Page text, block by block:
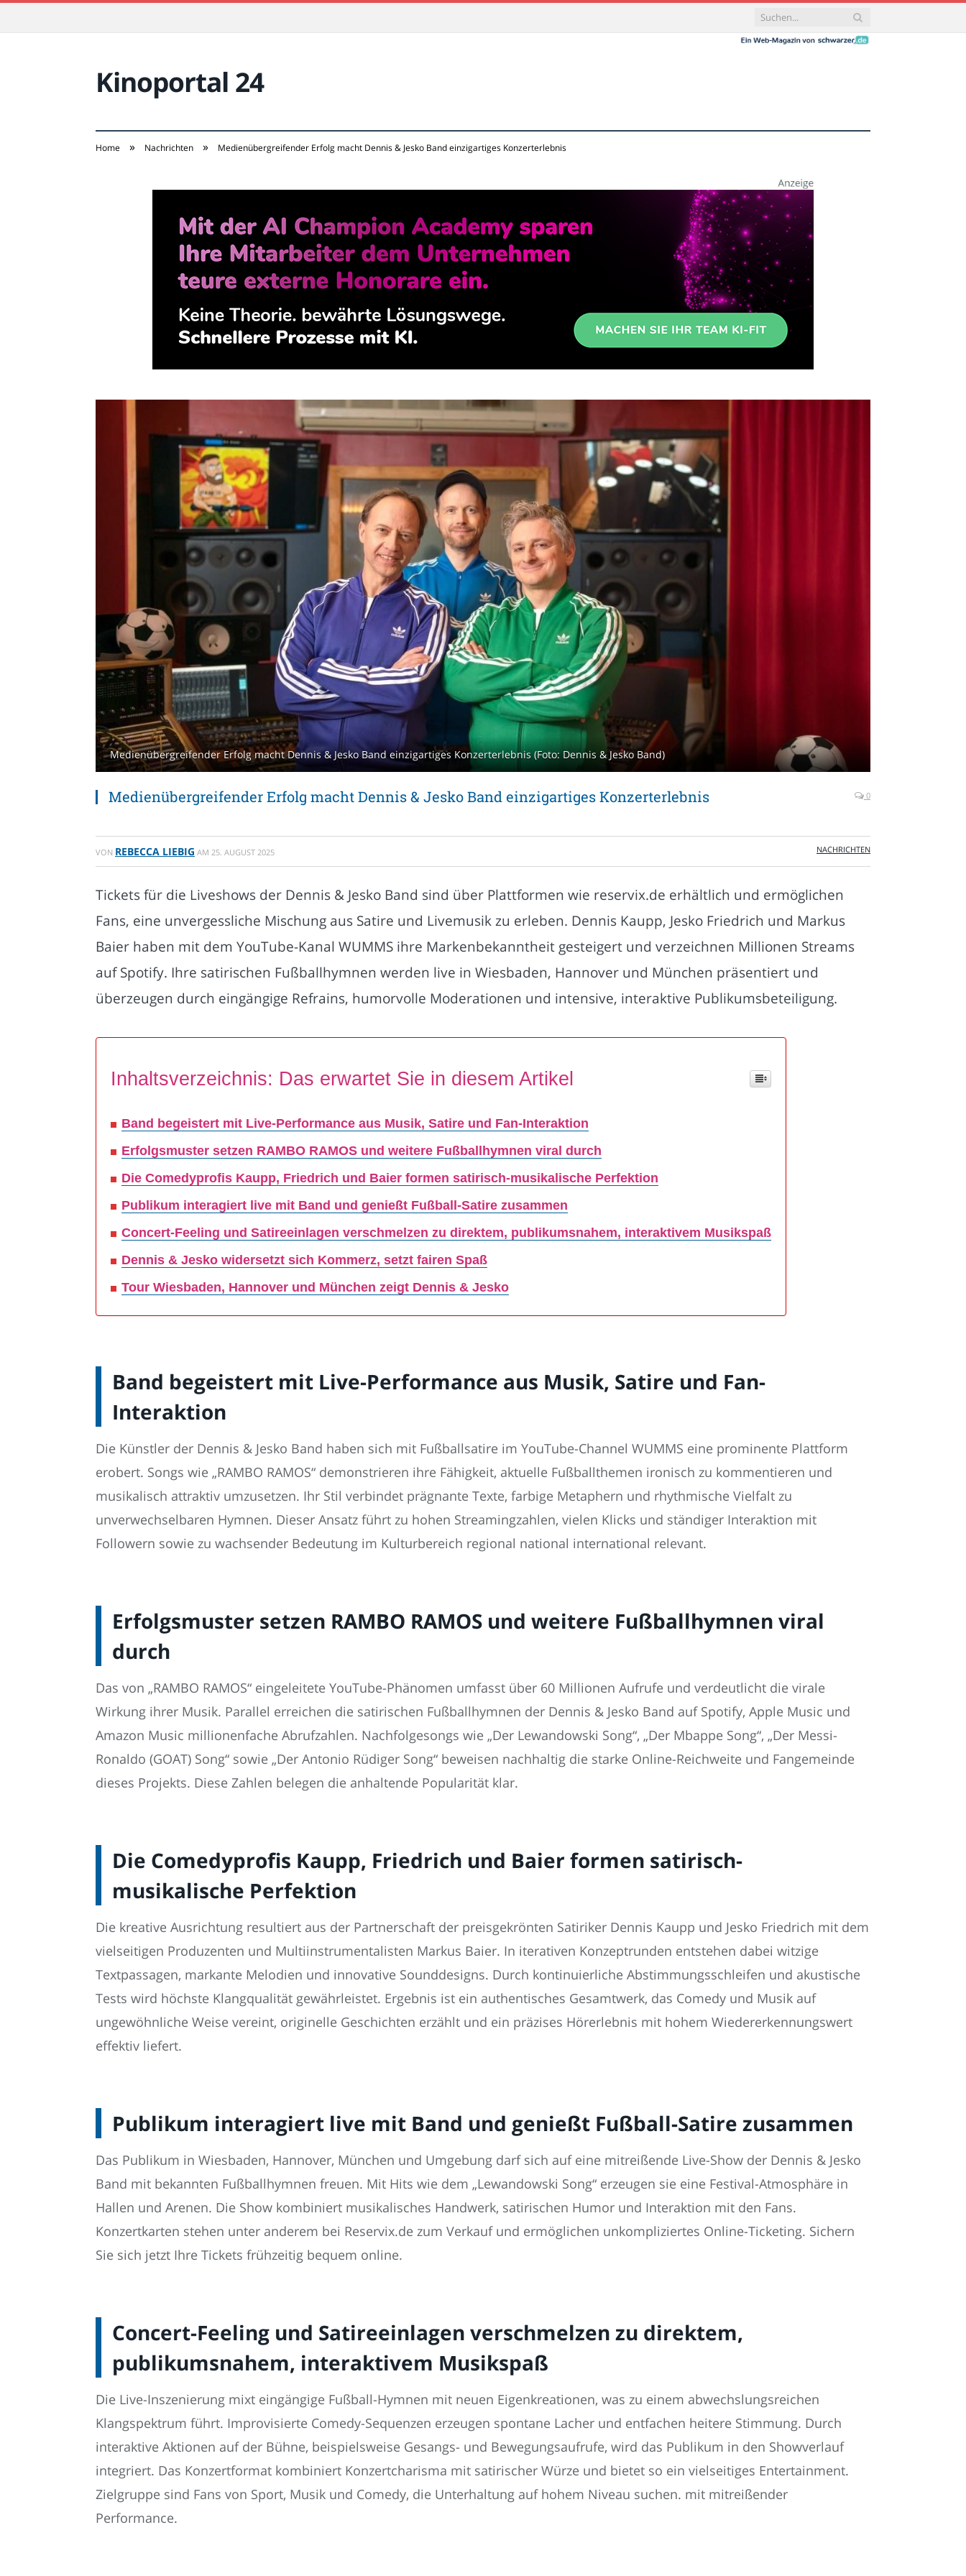
Kinoportal 24
Home » Nachrichten » Medienübergreifender Erfolg macht Dennis & Jesko Band einzigartiges Konzerterlebnis
Medienübergreifender Erfolg macht Dennis & Jesko Band einzigartiges Konzerterlebnis (Foto: Dennis & Jesko Band)
Medienübergreifender Erfolg macht Dennis & Jesko Band einzigartiges Konzerterlebnis 0
VON REBECCA LIEBIG AM 25. AUGUST 2025 NACHRICHTEN
Tickets für die Liveshows der Dennis & Jesko Band sind über Plattformen wie reservix.de erhältlich und ermöglichen
Fans, eine unvergessliche Mischung aus Satire und Livemusik zu erleben. Dennis Kaupp, Jesko Friedrich und Markus
Baier haben mit dem YouTube-Kanal WUMMS ihre Markenbekanntheit gesteigert und verzeichnen Millionen Streams
auf Spotify. Ihre satirischen Fußballhymnen werden live in Wiesbaden, Hannover und München präsentiert und
überzeugen durch eingängige Refrains, humorvolle Moderationen und intensive, interaktive Publikumsbeteiligung.
Inhaltsverzeichnis: Das erwartet Sie in diesem Artikel
Band begeistert mit Live-Performance aus Musik, Satire und Fan-Interaktion
Erfolgsmuster setzen RAMBO RAMOS und weitere Fußballhymnen viral durch
Die Comedyprofis Kaupp, Friedrich und Baier formen satirisch-musikalische Perfektion
Publikum interagiert live mit Band und genießt Fußball-Satire zusammen
Concert-Feeling und Satireeinlagen verschmelzen zu direktem, publikumsnahem, interaktivem Musikspaß
Dennis & Jesko widersetzt sich Kommerz, setzt fairen Spaß
Tour Wiesbaden, Hannover und München zeigt Dennis & Jesko
Band begeistert mit Live-Performance aus Musik, Satire und Fan-
Interaktion
Die Künstler der Dennis & Jesko Band haben sich mit Fußballsatire im YouTube-Channel WUMMS eine prominente Plattform
erobert. Songs wie „RAMBO RAMOS“ demonstrieren ihre Fähigkeit, aktuelle Fußballthemen ironisch zu kommentieren und
musikalisch attraktiv umzusetzen. Ihr Stil verbindet prägnante Texte, farbige Metaphern und rhythmische Vielfalt zu
unverwechselbaren Hymnen. Dieser Ansatz führt zu hohen Streamingzahlen, vielen Klicks und ständiger Interaktion mit
Followern sowie zu wachsender Bedeutung im Kulturbereich regional national international relevant.
Erfolgsmuster setzen RAMBO RAMOS und weitere Fußballhymnen viral
durch
Das von „RAMBO RAMOS“ eingeleitete YouTube-Phänomen umfasst über 60 Millionen Aufrufe und verdeutlicht die virale
Wirkung ihrer Musik. Parallel erreichen die satirischen Fußballhymnen der Dennis & Jesko Band auf Spotify, Apple Music und
Amazon Music millionenfache Abrufzahlen. Nachfolgesongs wie „Der Lewandowski Song“, „Der Mbappe Song“, „Der Messi-
Ronaldo (GOAT) Song“ sowie „Der Antonio Rüdiger Song“ beweisen nachhaltig die starke Online-Reichweite und Fangemeinde
dieses Projekts. Diese Zahlen belegen die anhaltende Popularität klar.
Die Comedyprofis Kaupp, Friedrich und Baier formen satirisch-
musikalische Perfektion
Die kreative Ausrichtung resultiert aus der Partnerschaft der preisgekrönten Satiriker Dennis Kaupp und Jesko Friedrich mit dem
vielseitigen Produzenten und Multiinstrumentalisten Markus Baier. In iterativen Konzeptrunden entstehen dabei witzige
Textpassagen, markante Melodien und innovative Sounddesigns. Durch kontinuierliche Abstimmungsschleifen und akustische
Tests wird höchste Klangqualität gewährleistet. Ergebnis ist ein authentisches Gesamtwerk, das Comedy und Musik auf
ungewöhnliche Weise vereint, originelle Geschichten erzählt und ein präzises Hörerlebnis mit hohem Wiedererkennungswert
effektiv liefert.
Publikum interagiert live mit Band und genießt Fußball-Satire zusammen
Das Publikum in Wiesbaden, Hannover, München und Umgebung darf sich auf eine mitreißende Live-Show der Dennis & Jesko
Band mit bekannten Fußballhymnen freuen. Mit Hits wie dem „Lewandowski Song“ erzeugen sie eine Festival-Atmosphäre in
Hallen und Arenen. Die Show kombiniert musikalisches Handwerk, satirischen Humor und Interaktion mit den Fans.
Konzertkarten stehen unter anderem bei Reservix.de zum Verkauf und ermöglichen unkompliziertes Online-Ticketing. Sichern
Sie sich jetzt Ihre Tickets frühzeitig bequem online.
Concert-Feeling und Satireeinlagen verschmelzen zu direktem,
publikumsnahem, interaktivem Musikspaß
Die Live-Inszenierung mixt eingängige Fußball-Hymnen mit neuen Eigenkreationen, was zu einem abwechslungsreichen
Klangspektrum führt. Improvisierte Comedy-Sequenzen erzeugen spontane Lacher und entfachen heitere Stimmung. Durch
interaktive Aktionen auf der Bühne, beispielsweise Gesangs- und Bewegungsaufrufe, wird das Publikum in den Showverlauf
integriert. Das Konzertformat kombiniert Konzertcharisma mit satirischer Würze und bietet so ein vielseitiges Entertainment.
Zielgruppe sind Fans von Sport, Musik und Comedy, die Unterhaltung auf hohem Niveau suchen. mit mitreißender
Performance.